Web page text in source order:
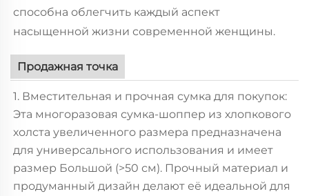
способна облегчить каждый аспект
насыщенной жизни современной женщины.
Продажная точка
1. Вместительная и прочная сумка для покупок:
Эта многоразовая сумка-шоппер из хлопкового
холста увеличенного размера предназначена
для универсального использования и имеет
размер Большой (>50 см). Прочный материал и
продуманный дизайн делают её идеальной для